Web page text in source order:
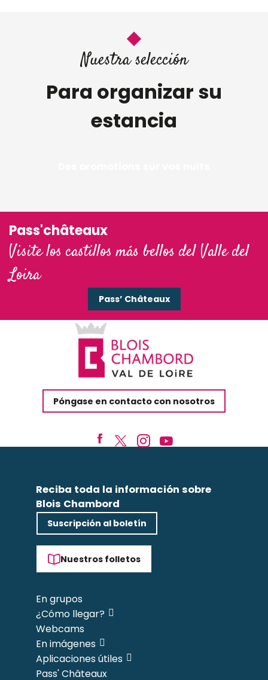
Nuestra selección
Para organizar su
estancia
Pass'châteaux
Visite los castillos más bellos del Valle del
Loira
Pass’ Châteaux
Póngase en contacto con nosotros
Reciba toda la información sobre
Blois Chambord
Suscripción al boletín
Nuestros folletos
En grupos
¿Cómo llegar?
Webcams
En imágenes
Aplicaciones útiles
Pass' Châteaux